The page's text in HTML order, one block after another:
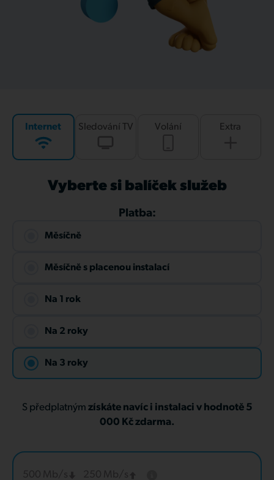
Internet Sledování TV Volání Extra
Vyberte si balíček služeb
Platba:
Měsíčně
Měsíčně s placenou instalací
Na 1 rok
Na 2 roky
Na 3 roky
S předplatným získáte navíc i instalaci v hodnotě 5
000 Kč zdarma.